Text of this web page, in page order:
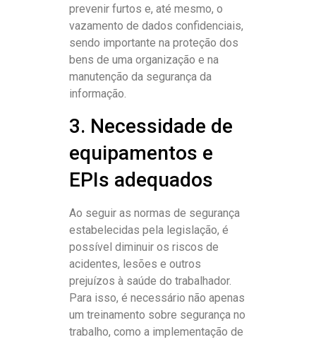
prevenir furtos e, até mesmo, o
vazamento de dados confidenciais,
sendo importante na proteção dos
bens de uma organização e na
manutenção da segurança da
informação.
3. Necessidade de
equipamentos e
EPIs adequados
Ao seguir as normas de segurança
estabelecidas pela legislação, é
possível diminuir os riscos de
acidentes, lesões e outros
prejuízos à saúde do trabalhador.
Para isso, é necessário não apenas
um treinamento sobre segurança no
trabalho, como a implementação de